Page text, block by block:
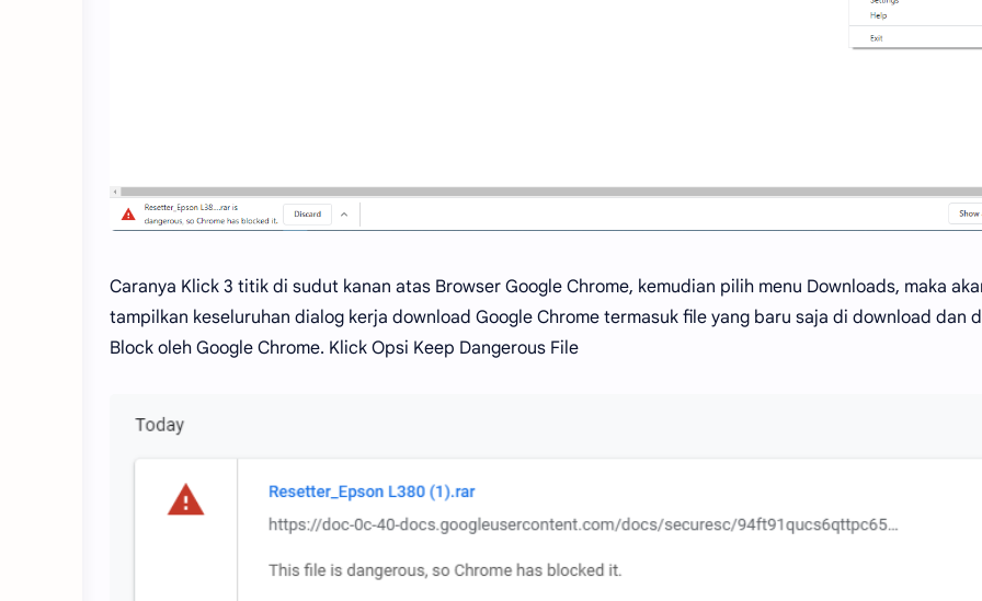
Caranya Klick 3 titik di sudut kanan atas Browser Google Chrome, kemudian pilih menu Downloads, maka
tampilkan keseluruhan dialog kerja download Google Chrome termasuk file yang baru saja di download dan
Block oleh Google Chrome. Klick Opsi Keep Dangerous File